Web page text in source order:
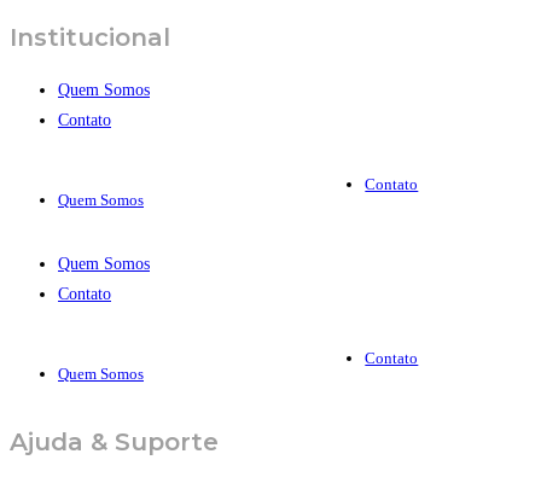
Institucional
Quem Somos
Contato
Quem Somos
Contato
Quem Somos
Contato
Quem Somos
Contato
Ajuda & Suporte